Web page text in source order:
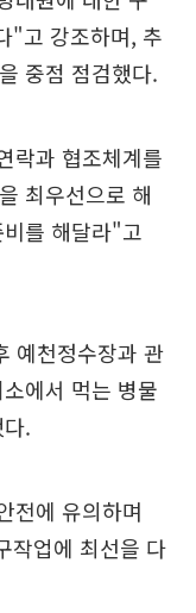
"고 강조하며, 추
중점 점검했다.
락과 협조체계를
최우선으로 해
를 해달라"고
예천정수장과 관
에서 먹는 병물
.
전에 유의하며
작업에 최선을 다